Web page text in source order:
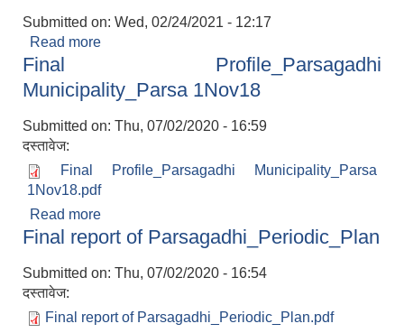
Submitted on: Wed, 02/24/2021 - 12:17
Read more
उपभोक्ता र कृषक फर्महरुलाई जरुरी सूचना गरिन्छ ।
Final Profile_Parsagadhi
Municipality_Parsa 1Nov18
Submitted on: Thu, 07/02/2020 - 16:59
दस्तावेज:
Final Profile_Parsagadhi Municipality_Parsa
1Nov18.pdf
Read more
Municipality_Parsa 1Nov18
Final report of Parsagadhi_Periodic_Plan
Submitted on: Thu, 07/02/2020 - 16:54
दस्तावेज:
Final report of Parsagadhi_Periodic_Plan.pdf